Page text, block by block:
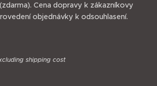
Cena dopravy k zákazníkovy
objednávky k odsouhlasení.
shipping cost